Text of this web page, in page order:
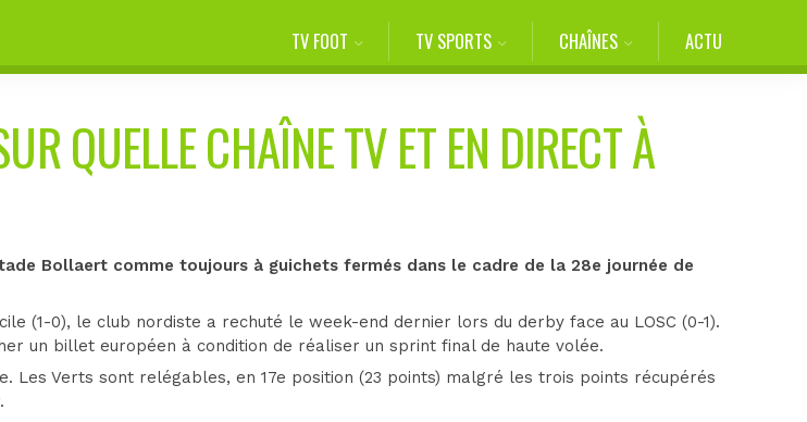
TV FOOT TV SPORTS CHAÎNES ACTU
QUELLE CHAÎNE TV ET EN DIRECT À
Bollaert comme toujours à guichets fermés dans le cadre de la 28e journée de
(1-0), le club nordiste a rechuté le week-end dernier lors du derby face au LOSC (0-1).
un billet européen à condition de réaliser un sprint final de haute volée.
Les Verts sont relégables, en 17e position (23 points) malgré les trois points récupérés